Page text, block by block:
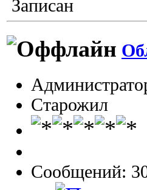
Записан
Старожил
Сообщений: